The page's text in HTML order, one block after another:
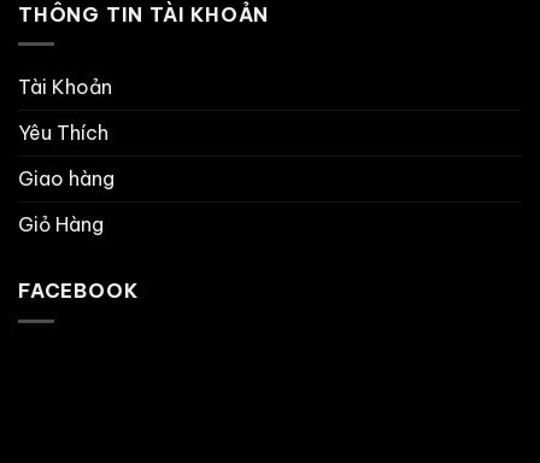
THÔNG TIN TÀI KHOẢN
Tài Khoản
Yêu Thích
Giao hàng
Giỏ Hàng
FACEBOOK